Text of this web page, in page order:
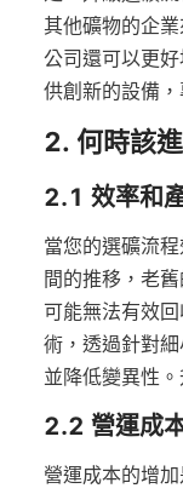
其他礦物的企
公司還可以更
供創新的設備
當您的選礦流
間的推移，老
可能無法有效
術，透過針對
並降低變異性
營運成本的增